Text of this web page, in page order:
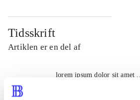
Tidsskrift
Artiklen er en del af
lorem ipsum dolor sit amet ...